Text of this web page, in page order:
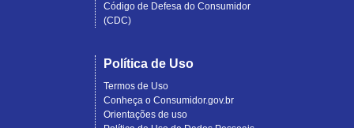
Código de Defesa do Consumidor
(CDC)
Política de Uso
Termos de Uso
Conheça o Consumidor.gov.br
Orientações de uso